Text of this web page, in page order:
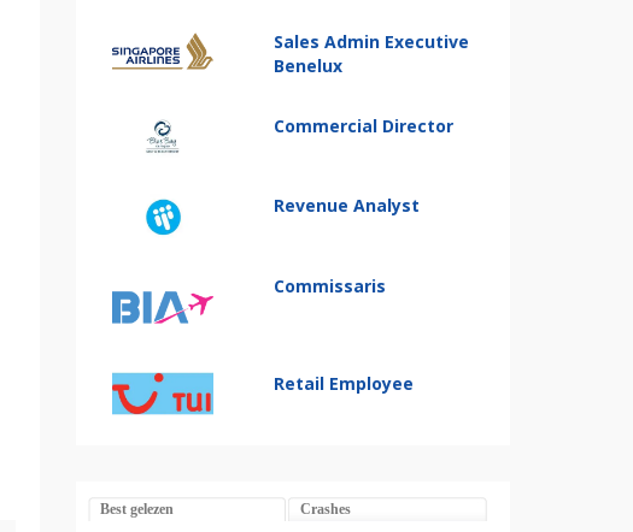
Sales Admin Executive
Benelux
Commercial Director
Revenue Analyst
Commissaris
Retail Employee
Best gelezen Crashes